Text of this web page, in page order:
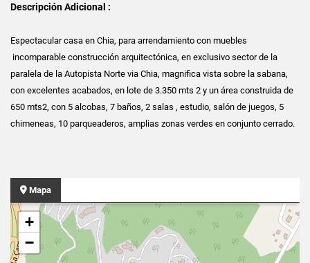
Descripción Adicional :
Espectacular casa en Chia, para arrendamiento con muebles
incomparable construcción arquitectónica, en exclusivo sector de la
paralela de la Autopista Norte via Chia, magnifica vista sobre la sabana,
con excelentes acabados, en lote de 3.350 mts 2 y un área construida de
650 mts2, con 5 alcobas, 7 baños, 2 salas , estudio, salón de juegos, 5
chimeneas, 10 parqueaderos, amplias zonas verdes en conjunto cerrado.
Mapa
+
−